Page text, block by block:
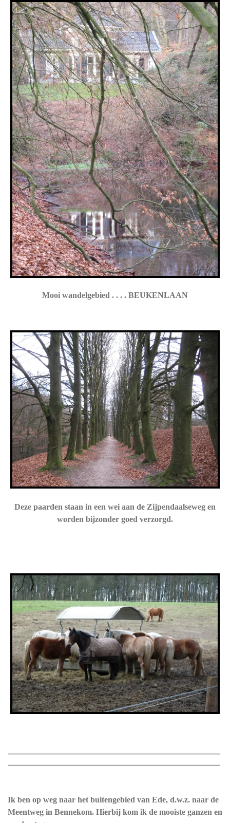
Mooi wandelgebied . . . . BEUKENLAAN
Deze paarden staan in een wei aan de Zijpendaalseweg en
worden bijzonder goed verzorgd.
Ik ben op weg naar het buitengebied van Ede, d.w.z. naar de
Meentweg in Bennekom. Hierbij kom ik de mooiste ganzen en